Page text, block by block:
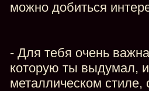
можно добиться
- Для тебя очень
которую ты выдумал,
металлическом